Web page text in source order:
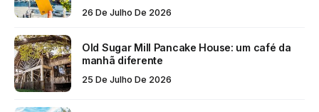
26 De Julho De 2026
Old Sugar Mill Pancake House: um café da
manhã diferente
25 De Julho De 2026